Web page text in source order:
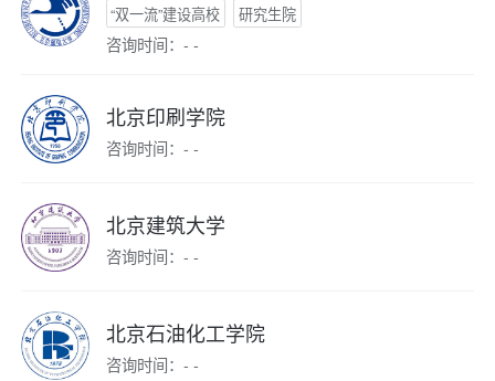
“双一流”建设高校 研究生院
咨询时间：- -
北京印刷学院
咨询时间：- -
北京建筑大学
咨询时间：- -
北京石油化工学院
咨询时间：- -